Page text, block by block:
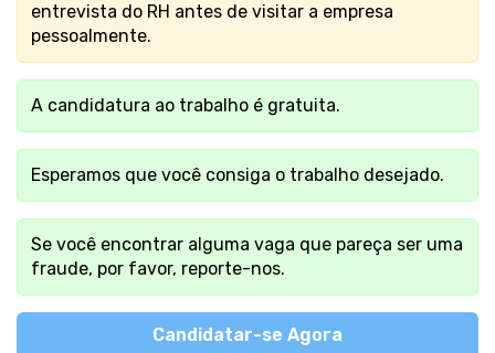
entrevista do RH antes de visitar a empresa
pessoalmente.
A candidatura ao trabalho é gratuita.
Esperamos que você consiga o trabalho desejado.
Se você encontrar alguma vaga que pareça ser uma
fraude, por favor, reporte-nos.
Candidatar-se Agora